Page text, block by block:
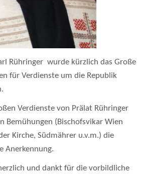
Rühringer wurde kürzlich das Große
für Verdienste um die Republik
Verdienste von Prälat Rühringer
Bemühungen (Bischofsvikar Wien
Kirche, Südmährer u.v.m.) die
Anerkennung.
und dankt für die vorbildliche